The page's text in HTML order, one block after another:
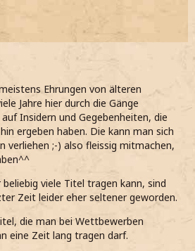
Ehrungen von älteren
Jahre hier durch die Gänge
Insidern und Gegebenheiten, die
ergeben haben. Die kann man sich
verliehen ;-) also fleissig mitmachen,
viele Titel tragen kann, sind
Zeit leider eher seltener geworden.
die man bei Wettbewerben
eine Zeit lang tragen darf.